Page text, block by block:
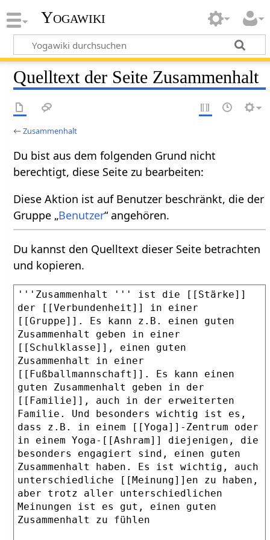
Yogawiki
Quelltext der Seite Zusammenhalt
←Zusammenhalt
Du bist aus dem folgenden Grund nicht
berechtigt, diese Seite zu bearbeiten:
Diese Aktion ist auf Benutzer beschränkt, die der
Gruppe „Benutzer“ angehören.
Du kannst den Quelltext dieser Seite betrachten
und kopieren.